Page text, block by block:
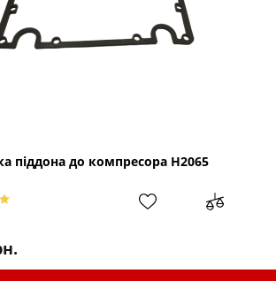
піддона до компресора H2065